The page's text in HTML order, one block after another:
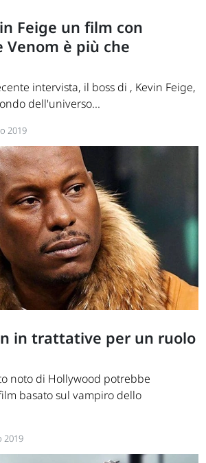
Feige un film con
Venom è più che
intervista, il boss di , Kevin Feige,
dell'universo...
2019
in trattative per un ruolo
noto di Hollywood potrebbe
basato sul vampiro dello
2019